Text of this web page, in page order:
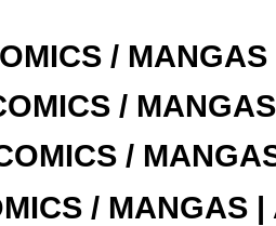
/
/
/
/ MANGAS |